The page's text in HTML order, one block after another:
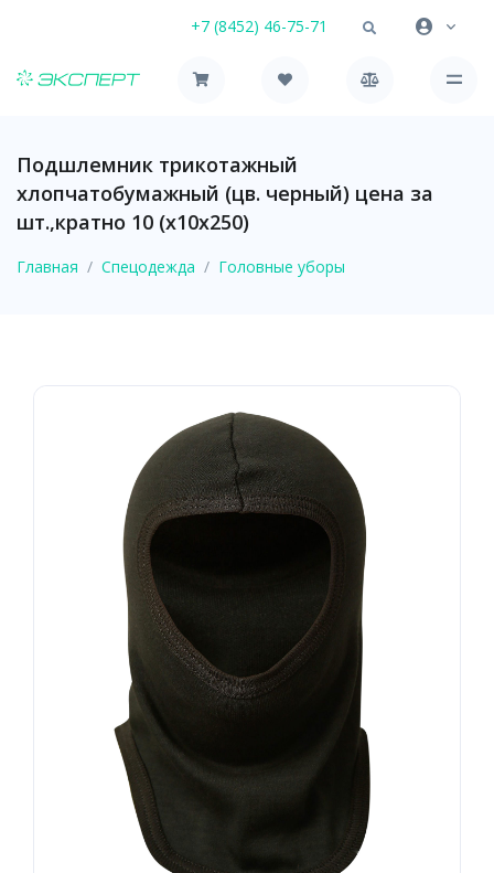
+7 (8452) 46-75-71
Подшлемник трикотажный
хлопчатобумажный (цв. черный) цена за
шт.,кратно 10 (х10х250)
Главная Спецодежда Головные уборы